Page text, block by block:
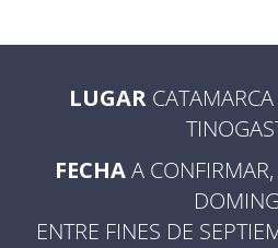
LUGAR
FECHAA
ENTRE FINES DE